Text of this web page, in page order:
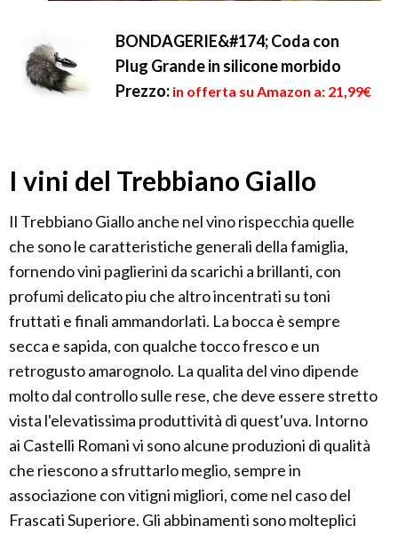
BONDAGERIE&#174; Coda con
Plug Grande in silicone morbido
Prezzo: in offerta su Amazon a: 21,99€
I vini del Trebbiano Giallo
Il Trebbiano Giallo anche nel vino rispecchia quelle
che sono le caratteristiche generali della famiglia,
fornendo vini paglierini da scarichi a brillanti, con
profumi delicato piu che altro incentrati su toni
fruttati e finali ammandorlati. La bocca è sempre
secca e sapida, con qualche tocco fresco e un
retrogusto amarognolo. La qualita del vino dipende
molto dal controllo sulle rese, che deve essere stretto
vista l'elevatissima produttività di quest'uva. Intorno
ai Castelli Romani vi sono alcune produzioni di qualità
che riescono a sfruttarlo meglio, sempre in
associazione con vitigni migliori, come nel caso del
Frascati Superiore. Gli abbinamenti sono molteplici